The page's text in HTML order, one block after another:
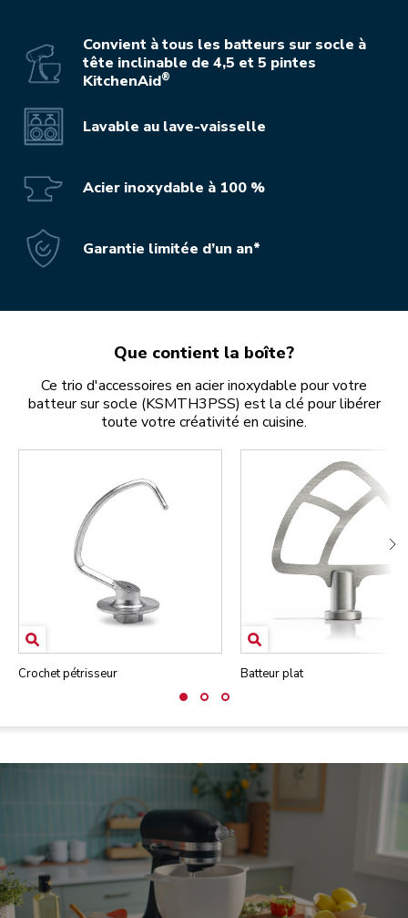
Convient à tous les batteurs sur socle à
tête inclinable de 4,5 et 5 pintes
KitchenAid®
Lavable au lave-vaisselle
Acier inoxydable à 100 %
Garantie limitée d’un an*
Que contient la boîte?
Ce trio d'accessoires en acier inoxydable pour votre
batteur sur socle (KSMTH3PSS) est la clé pour libérer
toute votre créativité en cuisine.
Crochet pétrisseur Batteur plat